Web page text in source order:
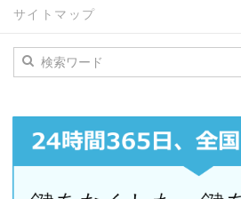
サイトマップ